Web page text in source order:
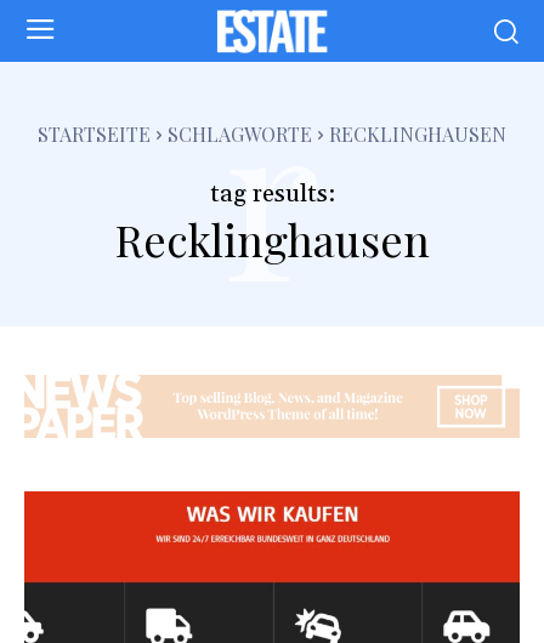
STARTSEITE SCHLAGWORTE RECKLINGHAUSEN
tag results:
Recklinghausen
r